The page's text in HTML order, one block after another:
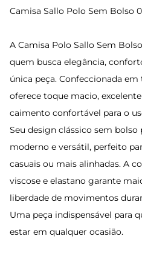
Camisa Sallo Polo Sem Bolso
A Camisa Polo Sallo Sem
quem busca elegância,
única peça. Confeccionada
oferece toque macio,
caimento confortável para o
Seu design clássico sem
moderno e versátil, perfeito
casuais ou mais alinhadas. A
viscose e elastano garante
liberdade de movimentos
Uma peça indispensável para
estar em qualquer ocasião.